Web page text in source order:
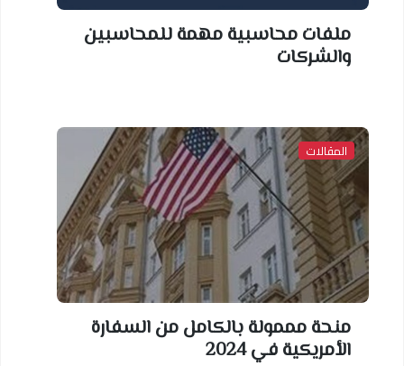
ملفات محاسبية مهمة للمحاسبين
والشركات
المقالات
منحة مممولة بالكامل من السفارة
الأمريكية في 2024